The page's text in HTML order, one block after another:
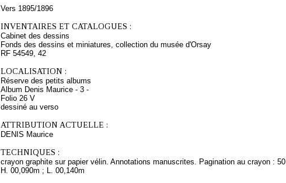
Vers 1895/1896
INVENTAIRES ET CATALOGUES :
Cabinet des dessins
Fonds des dessins et miniatures, collection du musée d'Orsay
RF 54549, 42
LOCALISATION :
Réserve des petits albums
Album Denis Maurice - 3 -
Folio 26 V
dessiné au verso
ATTRIBUTION ACTUELLE :
DENIS Maurice
TECHNIQUES :
crayon graphite sur papier vélin. Annotations manuscrites. Pagination au crayon : 50
H. 00,090m ; L. 00,140m